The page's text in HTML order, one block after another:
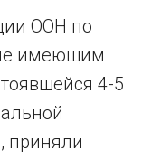
ООН по
имеющим
4-5
приняли